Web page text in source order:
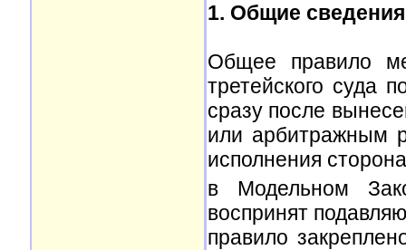
1. Общие сведения
Общее правило
третейского суда
сразу после
или арбитражным
исполнения
в Модельном
воспринят
правило